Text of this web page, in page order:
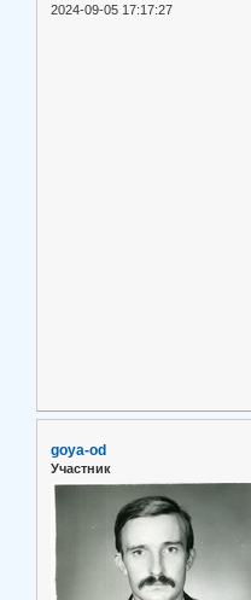
2024-09-05 17:17:27
goya-od
Участник